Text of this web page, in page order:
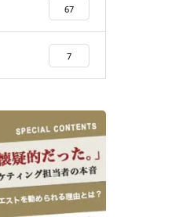
敗しない依頼先
解説
67
7